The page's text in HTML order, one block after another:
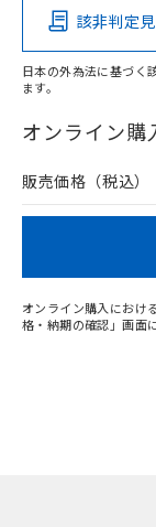
在庫等で未対応
問い合わせくだ
該非判定
日本の外為法に基づく
ます。
オンライン購
販売価格（税込）
オンライン購入におけ
格・納期の確認」画面